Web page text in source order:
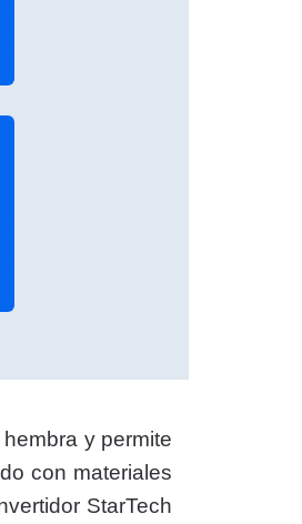
y permite
con materiales
StarTech